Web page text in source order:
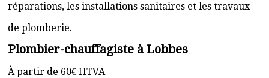
réparations, les installations sanitaires et les travaux
de plomberie.
Plombier-chauffagiste à Lobbes
À partir de 60€ HTVA